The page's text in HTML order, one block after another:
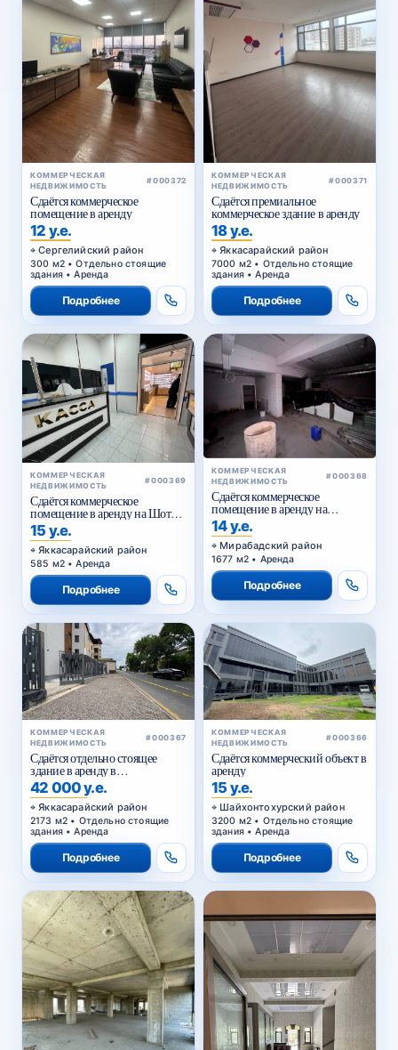
НЕДВИЖИМОСТЬ
Сдаётся коммерческое
помещение в аренду
12 у.е.
Сергелийский район
300 м2 • Отдельно стоящие
здания • Аренда
Подробнее
НЕДВИЖИМОСТЬ
Сдаётся премиальное
коммерческое здание в аренду
18 у.е.
Яккасарайский район
7000 м2 • Отдельно стоящие
здания • Аренда
Подробнее
НЕДВИЖИМОСТЬ
Сдаётся коммерческое
помещение в аренду на Шота
Руставели
15 у.е.
Яккасарайский район
585 м2 • Аренда
Подробнее
НЕДВИЖИМОСТЬ
Сдаётся коммерческое
помещение в аренду на
Куйлюке
14 у.е.
Мирабадский район
1677 м2 • Аренда
Подробнее
НЕДВИЖИМОСТЬ
Сдаётся отдельно стоящее
здание в аренду в
Яккасарайском районе
42 000 у.е.
Яккасарайский район
2173 м2 • Отдельно стоящие
здания • Аренда
Подробнее
НЕДВИЖИМОСТЬ
Сдаётся коммерческий объект в
аренду
15 у.е.
Шайхонтохурский район
3200 м2 • Отдельно стоящие
здания • Аренда
Подробнее